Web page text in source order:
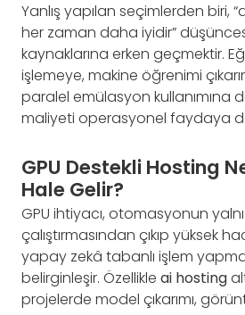
Yanlış yapılan seçimlerden biri,
her zaman daha iyidir”
kaynaklarına erken geçmektir.
işlemeye, makine öğrenimi
paralel emülasyon kullanımına
maliyeti operasyonel faydaya
GPU Destekli Hosting
Hale Gelir?
GPU ihtiyacı, otomasyonun
çalıştırmasından çıkıp yüksek
yapay zekâ tabanlı işlem
belirginleşir. Özellikle ai hosting
projelerde model çıkarımı,